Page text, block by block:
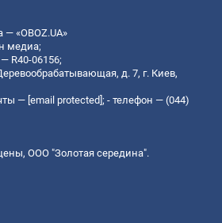
«OBOZ.UA»
медиа;
R40-06156;
д. 7, г. Киев,
— [email protected]; - телефон — (044)
ООО "Золотая середина".